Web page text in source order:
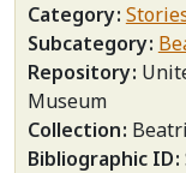
Category
Subcategory
Repository
Museum
Collection
Bibliographic ID